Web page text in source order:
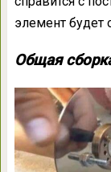
элемент будет
Общая